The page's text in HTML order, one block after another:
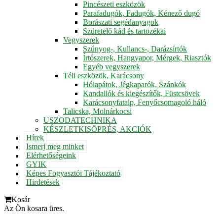
Pincészeti eszközök
Parafadugók, Fadugók, Kénező dugó
Borászati segédanyagok
Szüretelő kád és tartozékai
Vegyszerek
Szúnyog-, Kullancs-, Darázsírtók
Írtószerek, Hangyapor, Mérgek, Riasztók
Egyéb vegyszerek
Téli eszközök, Karácsony
Hólapátok, Jégkaparók, Szánkók
Kandallók és kiegészítők, Füstcsövek
Karácsonyfatalp, Fenyőcsomagoló háló
Talicska, Molnárkocsi
USZODATECHNIKA
KÉSZLETKISÖPRÉS, AKCIÓK
Hírek
Ismerj meg minket
Elérhetőségeink
GYIK
Képes Fogyasztói Tájékoztató
Hirdetések
Kosár
Az Ön kosara üres.